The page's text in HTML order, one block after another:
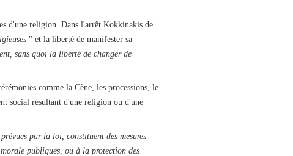
d'une religion. Dans l'arrêt Kokkinakis de
" et la liberté de manifester sa
sans quoi la liberté de changer de
comme la Cène, les processions, le
social résultant d'une religion ou d'une
par la loi, constituent des mesures
publiques, ou à la protection des